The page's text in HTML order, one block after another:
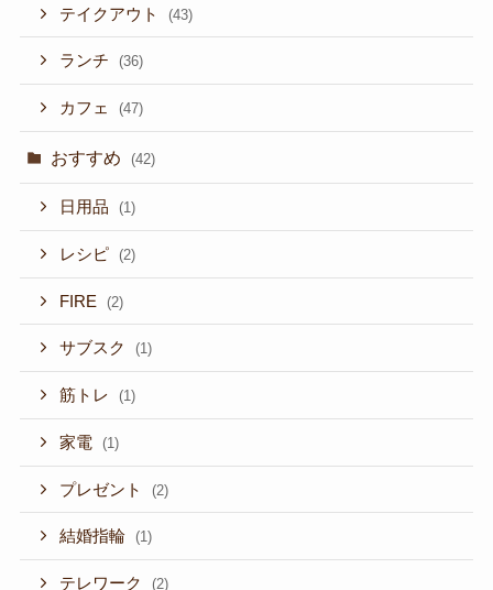
テイクアウト (43)
ランチ (36)
カフェ (47)
おすすめ (42)
日用品 (1)
レシピ (2)
FIRE (2)
サブスク (1)
筋トレ (1)
家電 (1)
プレゼント (2)
結婚指輪 (1)
テレワーク (2)